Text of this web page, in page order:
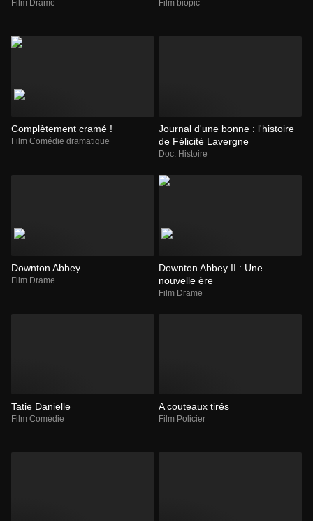
Film Drame Film biopic
Complètement cramé !
Film Comédie dramatique
Journal d'une bonne : l'histoire
de Félicité Lavergne
Doc. Histoire
Downton Abbey
Film Drame
Downton Abbey II : Une
nouvelle ère
Film Drame
Tatie Danielle
Film Comédie
A couteaux tirés
Film Policier